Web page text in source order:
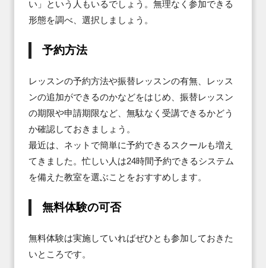
い」という人もいるでしょう。無理なく参加できる
形態を調べ、選択しましょう。
予約方法
レッスンの予約方法や振替レッスンの有無、レッス
ンの追加ができるのかなどをはじめ、振替レッスン
の期限や申請期限など、無駄なく受講できるかどう
か確認しておきましょう。
最近は、ネットで簡単に予約できるスクールも増え
てきました。忙しい人は24時間予約できるシステム
を備えた教室を選ぶことをおすすめします。
無料体験の可否
無料体験は実施していればぜひとも参加しておきた
いところです。